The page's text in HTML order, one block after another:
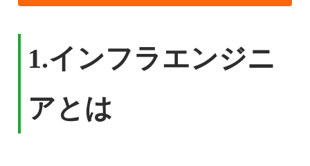
1.インフラエンジニ
アとは